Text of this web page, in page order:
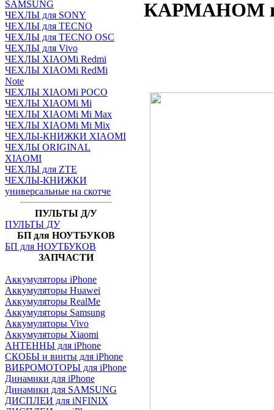
SAMSUNG
ЧЕХЛЫ для SONY
ЧЕХЛЫ для TECNO
ЧЕХЛЫ для TECNO OSC
ЧЕХЛЫ для Vivo
ЧЕХЛЫ XIAOMi Redmi
ЧЕХЛЫ XIAOMi RedMi
Note
ЧЕХЛЫ XIAOMi POCO
ЧЕХЛЫ XIAOMi Mi
ЧЕХЛЫ XIAOMi Mi Max
ЧЕХЛЫ XIAOMi Mi Mix
ЧЕХЛЫ-КНИЖКИ XIAOMI
ЧЕХЛЫ ORIGINAL
XIAOMI
ЧЕХЛЫ для ZTE
ЧЕХЛЫ-КНИЖКИ
универсальные на скотче
ПУЛЬТЫ Д/У
ПУЛЬТЫ ДУ
БП для НОУТБУКОВ
БП для НОУТБУКОВ
ЗАПЧАСТИ
Аккумуляторы iPhone
Аккумуляторы Huawei
Аккумуляторы RealMe
Аккумуляторы Samsung
Аккумуляторы Vivo
Аккумуляторы Xiaomi
АНТЕННЫ для iPhone
СКОБЫ и винты для iPhone
ВИБРОМОТОРЫ для iPhone
Динамики для iPhone
Динамики для SAMSUNG
ДИСПЛЕИ для iNFINIX
КАРМАНОМ